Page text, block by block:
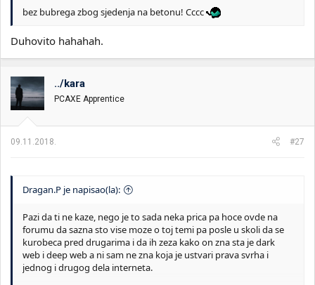
bez bubrega zbog sjedenja na betonu! Cccc
Duhovito hahahah.
../kara
PCAXE Apprentice
09.11.2018. #27
Dragan.P je napisao(la):
Pazi da ti ne kaze, nego je to sada neka prica pa hoce ovde na
forumu da sazna sto vise moze o toj temi pa posle u skoli da se
kurobeca pred drugarima i da ih zeza kako on zna sta je dark
web i deep web a ni sam ne zna koja je ustvari prava svrha i
jednog i drugog dela interneta.